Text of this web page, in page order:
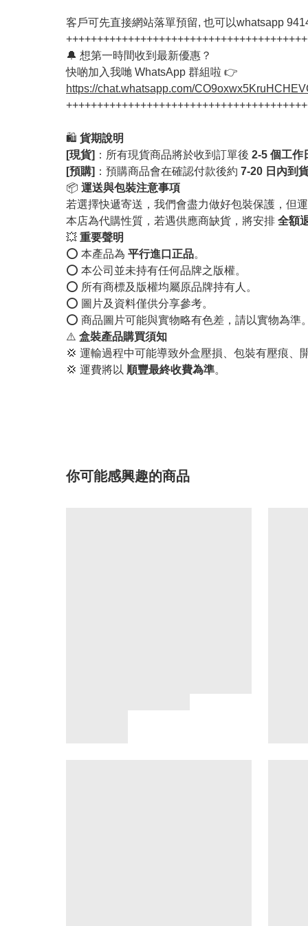
客戶可先直接網站落單預留, 也可以whatsapp
🔔 想第一時間收到最新優惠？
快啲加入我哋 WhatsApp 群組啦 👉
https://chat.whatsapp.com/
🛍️ 貨期說明
[現貨] ：所有現貨商品將於收到訂單後 2-5 個工作
[預購] ：預購商品會在確認付款後約 7-20 日內到
📦 運送與包裝注意事項
若選擇快遞寄送，我們會盡力做好包裝保護，但
本店為代購性質，若遇供應商缺貨，將安排 全額
💥 重要聲明
⭕️ 本產品為 平行進口正品。
⭕️ 本公司並未持有任何品牌之版權。
⭕️ 所有商標及版權均屬原品牌持有人。
⭕️ 圖片及資料僅供分享參考。
⭕️ 商品圖片可能與實物略有色差，請以實物為準
⚠️ 盒裝產品購買須知
💢 運輸過程中可能導致外盒壓損、包裝有壓痕、
💢 運費將以 順豐最終收費為準。
你可能感興趣的商品